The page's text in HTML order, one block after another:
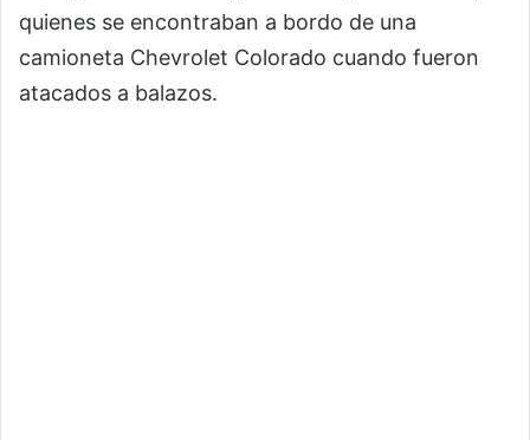
quienes se encontraban a bordo de una
camioneta Chevrolet Colorado cuando fueron
atacados a balazos.